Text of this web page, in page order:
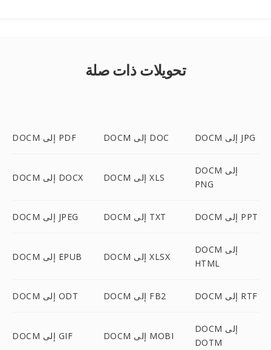
تحويلات ذات صلة
DOCM إلى PDF DOCM إلى DOC DOCM إلى JPG
DOCM إلى DOCX DOCM إلى XLS
DOCM إلى
PNG
DOCM إلى JPEG DOCM إلى TXT DOCM إلى PPT
DOCM إلى EPUB DOCM إلى XLSX
DOCM إلى
HTML
DOCM إلى ODT DOCM إلى FB2 DOCM إلى RTF
DOCM إلى GIF DOCM إلى MOBI
DOCM إلى
DOTM